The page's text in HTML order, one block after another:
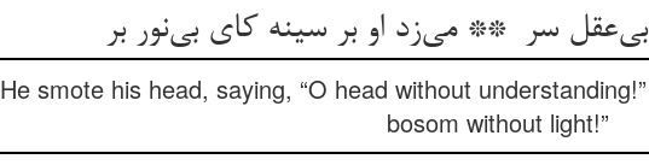
He smote his head, saying, “O head without
bosom without light!”